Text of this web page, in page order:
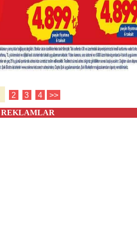
2 3 4 >>
REKLAMLAR